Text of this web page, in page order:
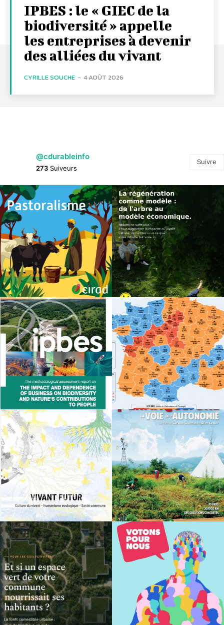
IPBES : le « GIEC de la
biodiversité » appelle
les entreprises à devenir
des alliées du vivant
CYRILLE SOUCHE - 4 AOÛT 2026
@cdurableinfo
273 Suiveurs
Suivre